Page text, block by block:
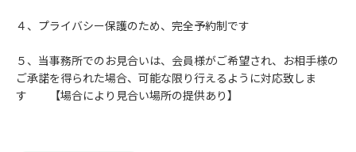
４、プライバシー保護のため、完全予約制です
５、当事務所でのお見合いは、会員様がご希望され、お相手様の
ご承諾を得られた場合、可能な限り行えるように対応致しま
す 【場合により見合い場所の提供あり】